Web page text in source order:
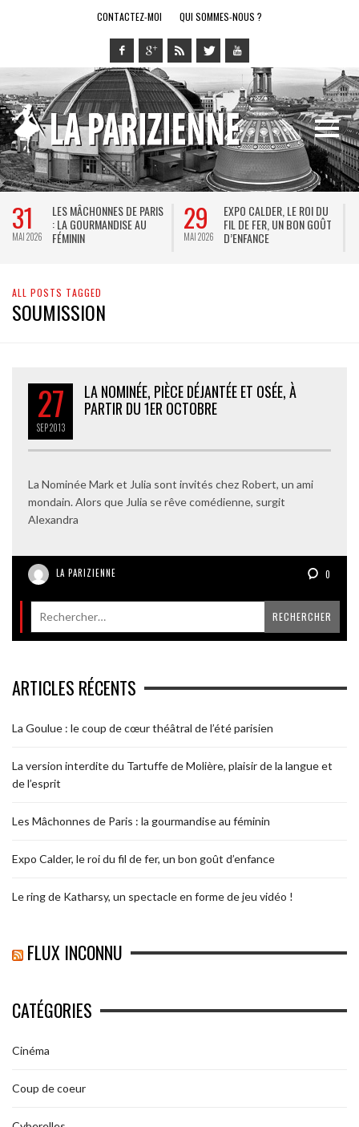
CONTACTEZ-MOI QUI SOMMES-NOUS ?
31
MAI 2026
LES MÂCHONNES DE PARIS
: LA GOURMANDISE AU
FÉMININ
29
MAI 2026
EXPO CALDER, LE ROI DU
FIL DE FER, UN BON GOÛT
D’ENFANCE
ALL POSTS TAGGED
SOUMISSION
27
SEP2013
LA NOMINÉE, PIÈCE DÉJANTÉE ET OSÉE, À
PARTIR DU 1ER OCTOBRE
La Nominée Mark et Julia sont invités chez Robert, un ami
mondain. Alors que Julia se rêve comédienne, surgit
Alexandra
LA PARIZIENNE 0
ARTICLES RÉCENTS
La Goulue : le coup de cœur théâtral de l’été parisien
La version interdite du Tartuffe de Molière, plaisir de la langue et
de l’esprit
Les Mâchonnes de Paris : la gourmandise au féminin
Expo Calder, le roi du fil de fer, un bon goût d’enfance
Le ring de Katharsy, un spectacle en forme de jeu vidéo !
FLUX INCONNU
CATÉGORIES
Cinéma
Coup de coeur